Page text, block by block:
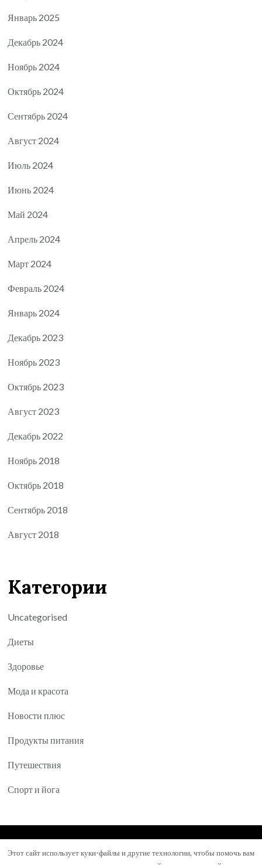
Январь 2025
Декабрь 2024
Ноябрь 2024
Октябрь 2024
Сентябрь 2024
Август 2024
Июль 2024
Июнь 2024
Май 2024
Апрель 2024
Март 2024
Февраль 2024
Январь 2024
Декабрь 2023
Ноябрь 2023
Октябрь 2023
Август 2023
Декабрь 2022
Ноябрь 2018
Октябрь 2018
Сентябрь 2018
Август 2018
Категории
Uncategorised
Диеты
Здоровье
Мода и красота
Новости плюс
Продукты питания
Путешествия
Спорт и йога
Mental Health Coach | Разработана Blossom
Этот сайт использует куки-файлы и другие технологии, чтобы помочь вам